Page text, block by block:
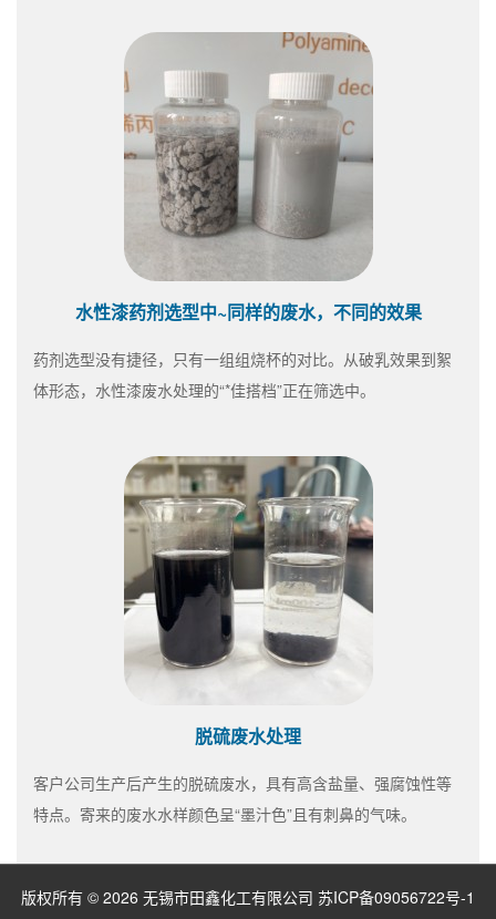
水性漆药剂选型中~同样的废水，不同的效果
药剂选型没有捷径，只有一组组烧杯的对比。从破乳效果到絮
体形态，水性漆废水处理的“*佳搭档”正在筛选中。
脱硫废水处理
客户公司生产后产生的脱硫废水，具有高含盐量、强腐蚀性等
特点。寄来的废水水样颜色呈“墨汁色”且有刺鼻的气味。
版权所有 © 2026 无锡市田鑫化工有限公司 苏ICP备09056722号-1